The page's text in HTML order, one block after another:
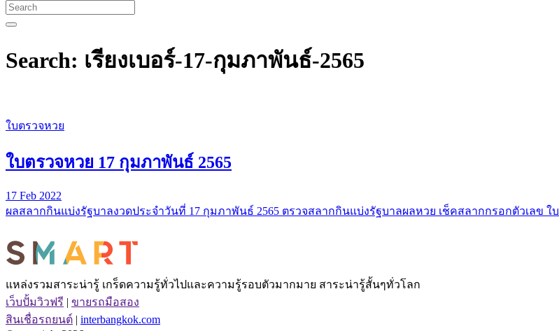
Search: เรียงเบอร์-17-กุมภาพันธ์-2565
ใบตรวจหวย
ใบตรวจหวย 17 กุมภาพันธ์ 2565
17 Feb 2022
ผลสลากกินแบ่งรัฐบาลงวดประจำวันที่ 17 กุมภาพันธ์ 2565 ตรวจสลากกินแบ่งรัฐบาลผลหวย เช็คสลากกรอกตัวเลข
แหล่งรวมสาระน่ารู้ เกร็ดความรู้ทั่วไปและความรู้รอบตัวมากมาย สาระน่ารู้สั้นๆทั่วโลก
เว็บปั้มวิวฟรี | ขายรถมือสอง
สินเชื่อรถยนต์ | interbangkok.com